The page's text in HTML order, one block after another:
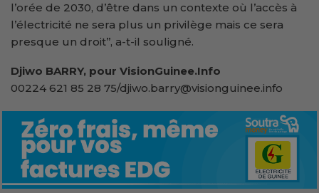
l’orée de 2030, d’être dans un contexte où l’accès à
l’électricité ne sera plus un privilège mais ce sera
presque un droit’’, a-t-il souligné.
Djiwo BARRY, pour VisionGuinee.Info
00224 621 85 28 75/djiwo.barry@visionguinee.info